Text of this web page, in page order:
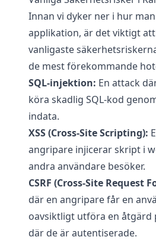
Innan vi dyker ner i hur
applikation, är det viktigt
vanligaste
de mest förekommande
SQL-injektion: En attack
köra skadlig SQL-kod
indata.
XSS (Cross-Site Scripting):
angripare injicerar skript i
andra användare besöker.
CSRF (Cross-Site Request
där en angripare får en
oavsiktligt utföra en åtgärd
där de är autentiserade.